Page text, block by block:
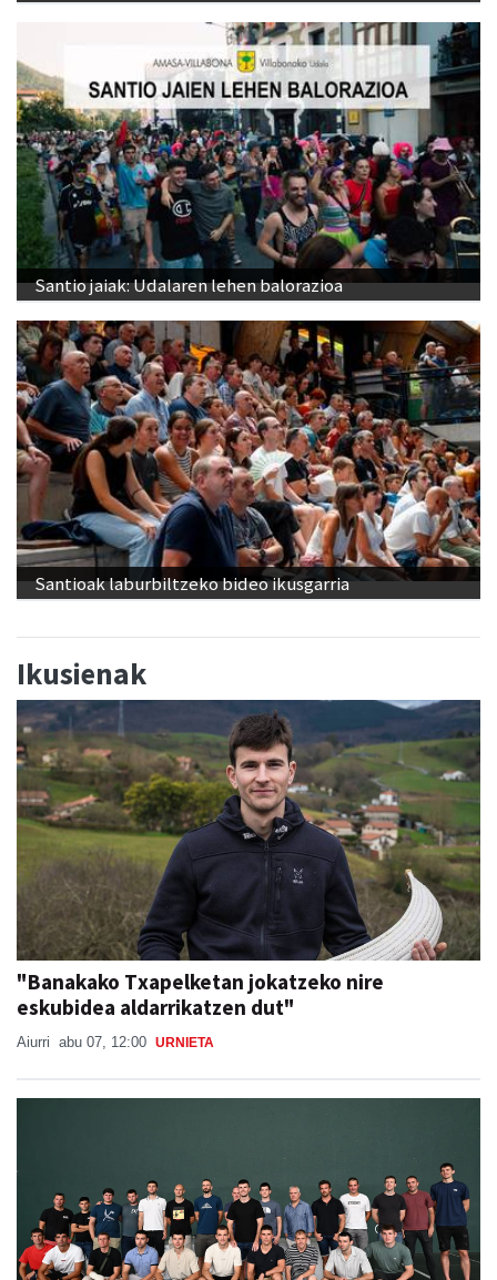
Santio jaiak: Udalaren lehen balorazioa
Santioak laburbiltzeko bideo ikusgarria
Ikusienak
"Banakako Txapelketan jokatzeko nire
eskubidea aldarrikatzen dut"
Aiurri abu 07, 12:00 URNIETA